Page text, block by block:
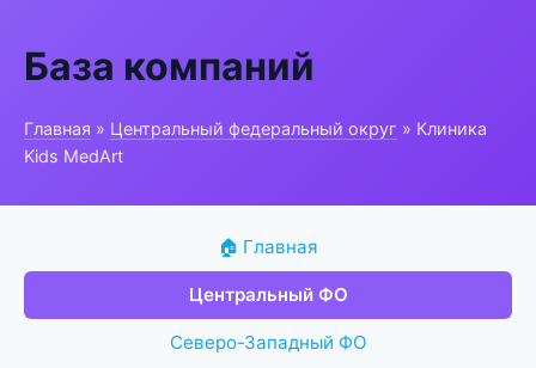
База компаний
Главная » Центральный федеральный округ » Клиника
Kids MedArt
🏠 Главная
Центральный ФО
Северо-Западный ФО